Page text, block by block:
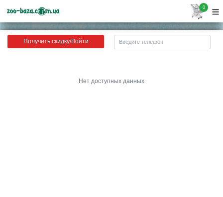
0
Получить скидку/Войти
Нет доступных данных